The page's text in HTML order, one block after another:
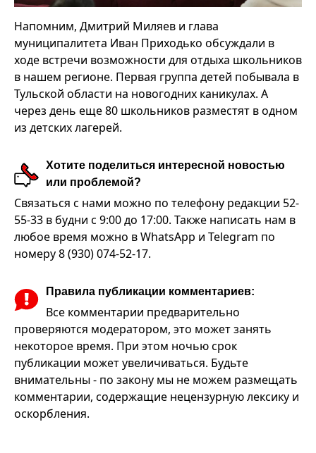
Напомним, Дмитрий Миляев и глава
муниципалитета Иван Приходько обсуждали в
ходе встречи возможности для отдыха школьников
в нашем регионе. Первая группа детей побывала в
Тульской области на новогодних каникулах. А
через день еще 80 школьников разместят в одном
из детских лагерей.
Хотите поделиться интересной новостью
или проблемой?
Связаться с нами можно по телефону редакции 52-
55-33 в будни с 9:00 до 17:00. Также написать нам в
любое время можно в WhatsApp и Telegram по
номеру 8 (930) 074-52-17.
Правила публикации комментариев:
Все комментарии предварительно
проверяются модератором, это может занять
некоторое время. При этом ночью срок
публикации может увеличиваться. Будьте
внимательны - по закону мы не можем размещать
комментарии, содержащие нецензурную лексику и
оскорбления.